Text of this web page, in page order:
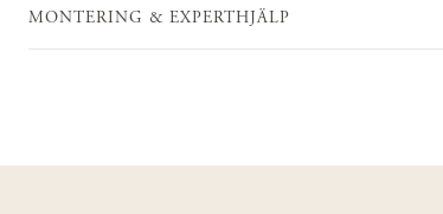
MONTERING & EXPERTHJÄLP